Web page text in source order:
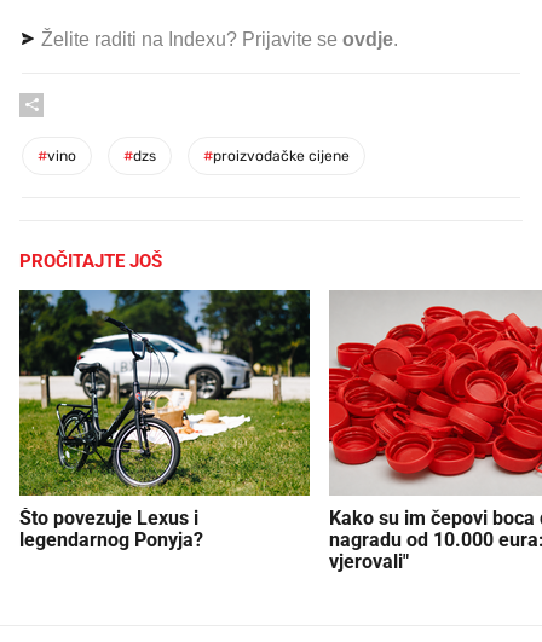
Želite raditi na Indexu? Prijavite se ovdje.
#vino #dzs #proizvođačke cijene
PROČITAJTE JOŠ
Što povezuje Lexus i
legendarnog Ponyja?
Kako su im čepovi boca
nagradu od 10.000
vjerovali"